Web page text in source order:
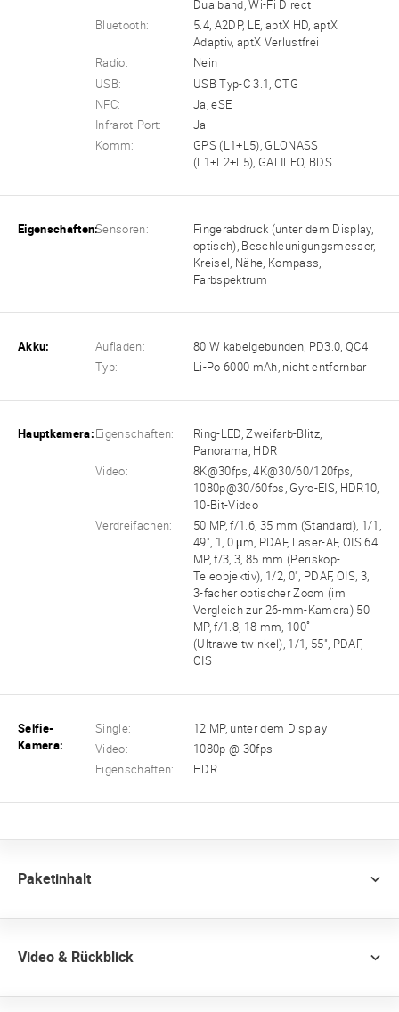
Dualband, Wi-Fi Direct
Bluetooth:
5.4, A2DP, LE, aptX HD, aptX
Adaptiv, aptX Verlustfrei
Radio:
Nein
USB:
USB Typ-C 3.1, OTG
NFC:
Ja, eSE
Infrarot-Port:
Ja
Komm:
GPS (L1+L5), GLONASS
(L1+L2+L5), GALILEO, BDS
Eigenschaften:Sensoren:
Fingerabdruck (unter dem Display,
optisch), Beschleunigungsmesser,
Kreisel, Nähe, Kompass,
Farbspektrum
Akku: Aufladen:
80 W kabelgebunden, PD3.0, QC4
Typ:
Li-Po 6000 mAh, nicht entfernbar
Hauptkamera: Eigenschaften:
Ring-LED, Zweifarb-Blitz,
Panorama, HDR
Video:
8K@30fps, 4K@30/60/120fps,
1080p@30/60fps, Gyro-EIS, HDR10,
10-Bit-Video
Verdreifachen:
50 MP, f/1.6, 35 mm (Standard), 1/1,
49", 1, 0 µm, PDAF, Laser-AF, OIS 64
MP, f/3, 3, 85 mm (Periskop-
Teleobjektiv), 1/2, 0", PDAF, OIS, 3,
3-facher optischer Zoom (im
Vergleich zur 26-mm-Kamera) 50
MP, f/1.8, 18 mm, 100˚
(Ultraweitwinkel), 1/1, 55", PDAF,
OIS
Selfie-
Kamera:
Single:
12 MP, unter dem Display
Video:
1080p @ 30fps
Eigenschaften:
HDR
Paketinhalt
Video & Rückblick